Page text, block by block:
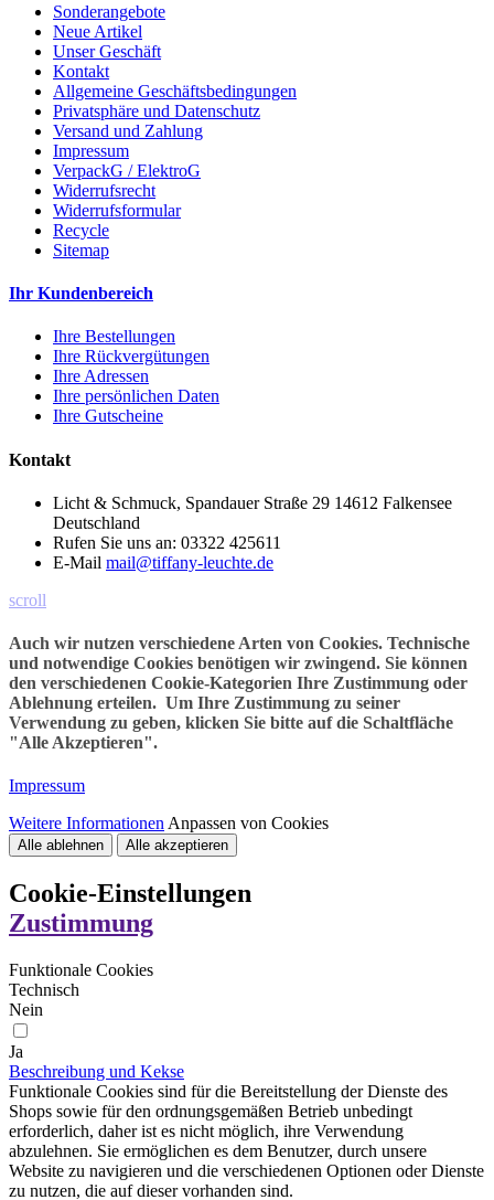
Sonderangebote
Neue Artikel
Unser Geschäft
Kontakt
Allgemeine Geschäftsbedingungen
Privatsphäre und Datenschutz
Versand und Zahlung
Impressum
VerpackG / ElektroG
Widerrufsrecht
Widerrufsformular
Recycle
Sitemap
Ihr Kundenbereich
Ihre Bestellungen
Ihre Rückvergütungen
Ihre Adressen
Ihre persönlichen Daten
Ihre Gutscheine
Kontakt
Licht & Schmuck, Spandauer Straße 29 14612 Falkensee
Deutschland
Rufen Sie uns an: 03322 425611
E-Mail mail@tiffany-leuchte.de
scroll
Auch wir nutzen verschiedene Arten von Cookies. Technische
und notwendige Cookies benötigen wir zwingend. Sie können
den verschiedenen Cookie-Kategorien Ihre Zustimmung oder
Ablehnung erteilen. Um Ihre Zustimmung zu seiner
Verwendung zu geben, klicken Sie bitte auf die Schaltfläche
"Alle Akzeptieren".
Impressum
Weitere Informationen Anpassen von Cookies
Alle ablehnen Alle akzeptieren
Cookie-Einstellungen
Zustimmung
Funktionale Cookies
Technisch
Nein
Ja
Beschreibung und Kekse
Funktionale Cookies sind für die Bereitstellung der Dienste des
Shops sowie für den ordnungsgemäßen Betrieb unbedingt
erforderlich, daher ist es nicht möglich, ihre Verwendung
abzulehnen. Sie ermöglichen es dem Benutzer, durch unsere
Website zu navigieren und die verschiedenen Optionen oder Dienste
zu nutzen, die auf dieser vorhanden sind.